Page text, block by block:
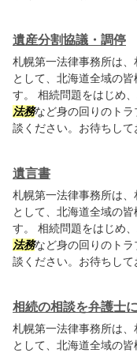
遺産分割協議・調停
札幌第一法律事務所は
として、北海道全域の
す。 相続問題をはじめ
法務など身の回りのト
談ください。お待ちして
遺言書
札幌第一法律事務所は
として、北海道全域の
す。 相続問題をはじめ
法務など身の回りのト
談ください。お待ちして
相続の相談を弁護士
札幌第一法律事務所は
として、北海道全域の